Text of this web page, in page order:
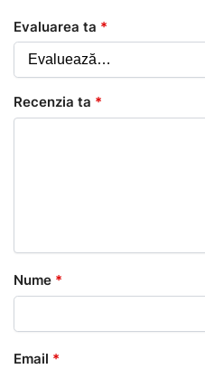
Evaluarea ta *
Recenzia ta *
Nume *
Email *